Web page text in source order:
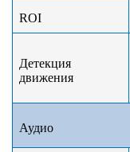
ROI
Детекция
движения
Аудио